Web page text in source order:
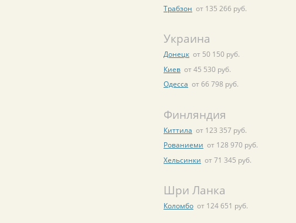
Трабзон от 135 266 руб.
Украина
Донецк от 50 150 руб.
Киев от 45 530 руб.
Одесса от 66 798 руб.
Финляндия
Киттила от 123 357 руб.
Рованиеми от 128 970 руб.
Хельсинки от 71 345 руб.
Шри Ланка
Коломбо от 124 651 руб.